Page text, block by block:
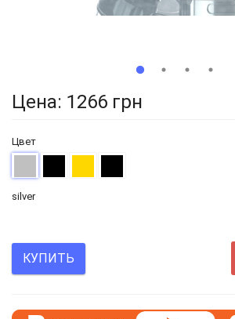
Цена: 1266 грн
Цвет
silver
КУПИТЬ